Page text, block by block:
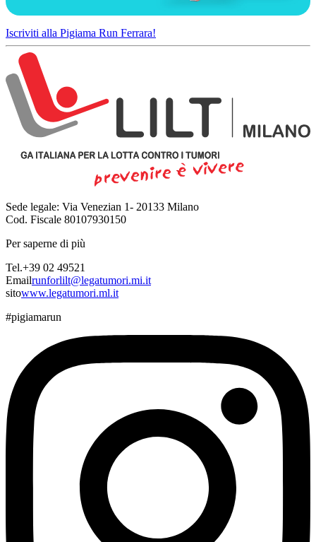
Iscriviti alla Pigiama Run Ferrara!
Sede legale: Via Venezian 1- 20133 Milano
Cod. Fiscale 80107930150
Per saperne di più
Tel.+39 02 49521
Emailrunforlilt@legatumori.mi.it
sitowww.legatumori.ml.it
#pigiamarun